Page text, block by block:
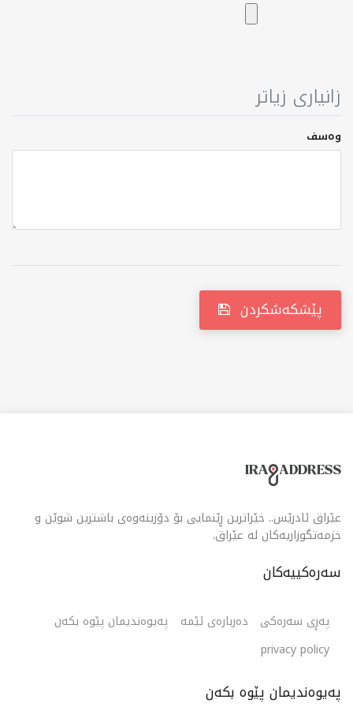
زانیاری زیاتر
وەسف
پێشکەشکردن
عێراق ئادرێس.. خێراترین ڕێنمایی بۆ دۆزینەوەی باشترین شوێن و
خزمەتگوزاریەکان لە عێراق.
سەرەکییەکان
پەڕی سەرەکی دەربارەی ئێمە
پەیوەندیمان پێوە بکەن
privacy policy
پەیوەندیمان پێوە بکەن